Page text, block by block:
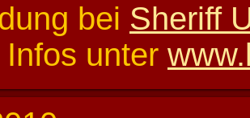
bei Sheriff
unter